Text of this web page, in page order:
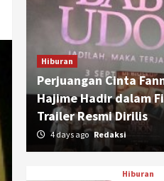
Hiburan
Perjuangan Cinta
Hajime Hadir dalam
Trailer Resmi Dirilis
4 days ago Redaksi
Hiburan